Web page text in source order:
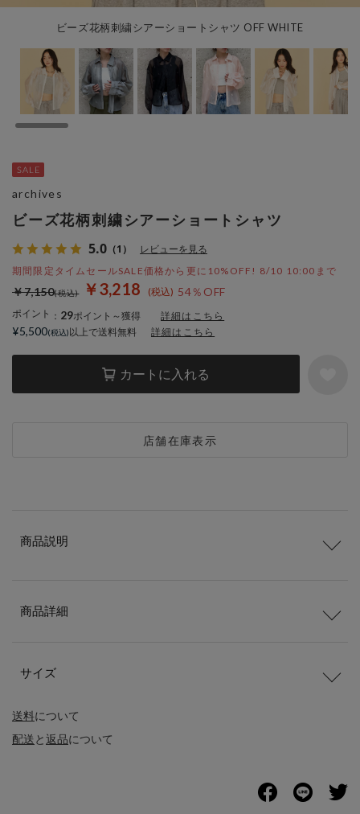
ビーズ花柄刺繍シアーショートシャツ OFF WHITE
ビーズ花柄刺繍シアーショートシャツ
5.0 （1） レビューを見る
期間限定タイムセールSALE価格から更に10%OFF! 8/10 10:00まで
￥3,218 54％OFF
￥7,150
ポイント ： 29ポイント～獲得 詳細はこちら
カートに入れる
店舗在庫表示
archives
¥5,500 以上で送料無料 詳細はこちら
送料について
配送と返品について
商品説明
商品詳細
サイズ